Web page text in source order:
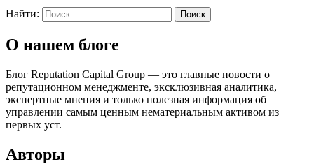
Найти:
О нашем блоге
Блог Reputation Capital Group — это главные новости о
репутационном менеджменте, эксклюзивная аналитика,
экспертные мнения и только полезная информация об
управлении самым ценным нематериальным активом из
первых уст.
Авторы